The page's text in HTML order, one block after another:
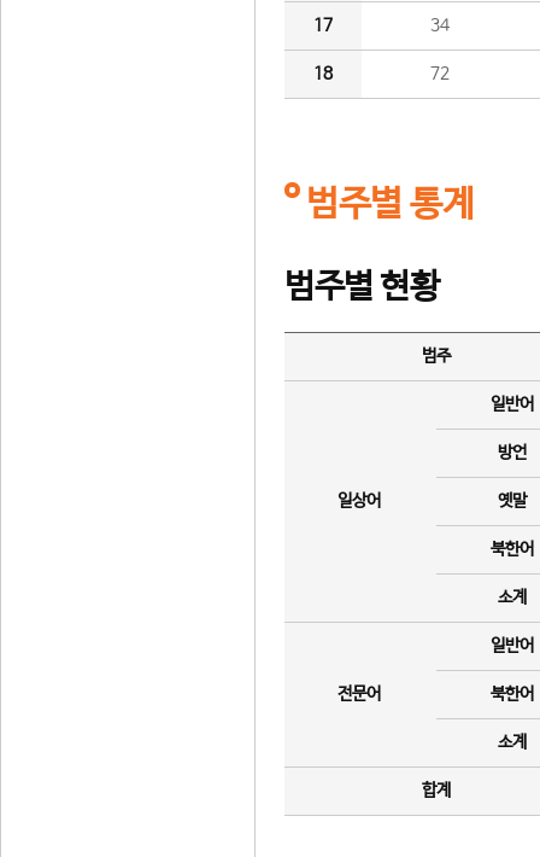
17 34
18 72
범주별 통계
범주별 현황
범주
일상어
일반어
방언
옛말
북한어
소계
전문어
일반어
북한어
소계
합계